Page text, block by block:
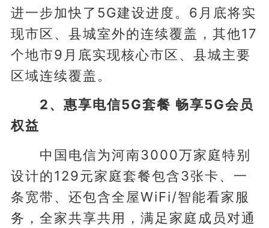
进一步加快了5G建设进度。6月底将实
现市区、县城室外的连续覆盖，其他17
个地市9月底实现核心市区、县城主要
区域连续覆盖。
2、惠享电信5G套餐 畅享5G会员
权益
中国电信为河南3000万家庭特别
设计的129元家庭套餐包含3张卡、一
条宽带、还包含全屋WiFi/智能看家服
务，全家共享共用，满足家庭成员对通